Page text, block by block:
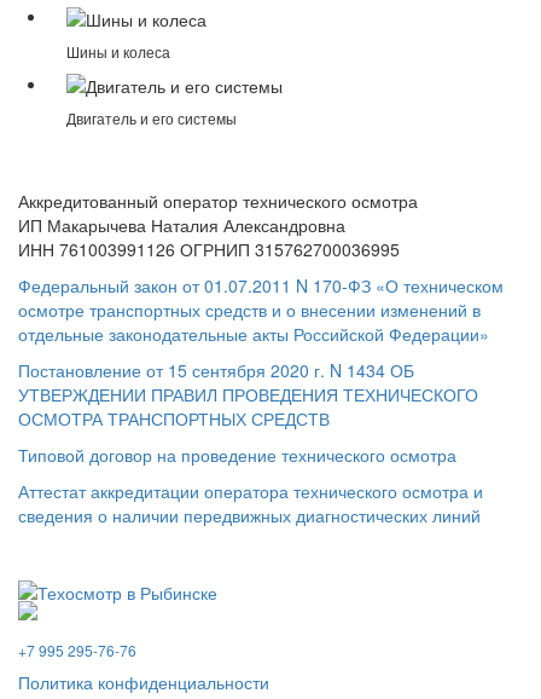
Шины и колеса
Двигатель и его системы
Аккредитованный оператор технического осмотра
ИП Макарычева Наталия Александровна
ИНН 761003991126 ОГРНИП 315762700036995
Федеральный закон от 01.07.2011 N 170-ФЗ «О техническом
осмотре транспортных средств и о внесении изменений в
отдельные законодательные акты Российской Федерации»
Постановление от 15 сентября 2020 г. N 1434 ОБ
УТВЕРЖДЕНИИ ПРАВИЛ ПРОВЕДЕНИЯ ТЕХНИЧЕСКОГО
ОСМОТРА ТРАНСПОРТНЫХ СРЕДСТВ
Типовой договор на проведение технического осмотра
Аттестат аккредитации оператора технического осмотра и
сведения о наличии передвижных диагностических линий
+7 995 295-76-76
Политика конфиденциальности